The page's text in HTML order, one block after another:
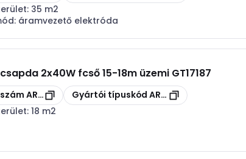
35 m2
áramvezető elektróda
2x40W fcső 15-18m üzemi GT17187
ART308 Másolás
Gyártói típuskód ART308
18 m2